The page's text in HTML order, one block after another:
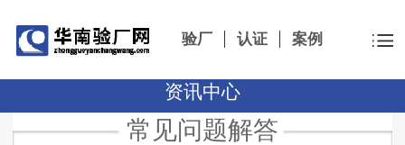
验厂 认证 案例
资讯中心
常见问题解答